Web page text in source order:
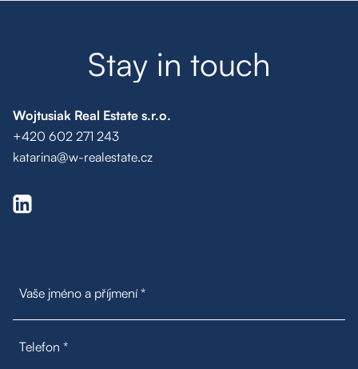
Stay in touch
Wojtusiak Real Estate s.r.o.
+420 602 271 243
katarina@w-realestate.cz